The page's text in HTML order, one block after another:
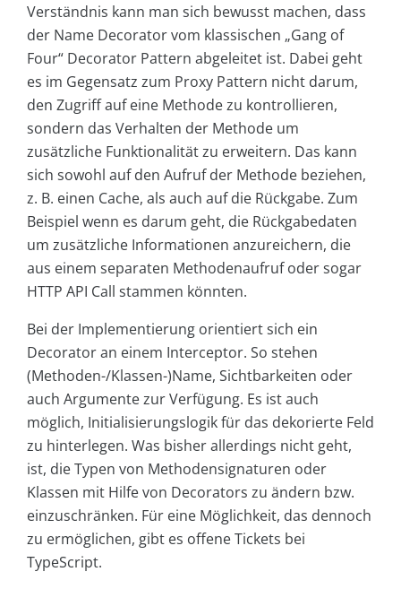
Verständnis kann man sich bewusst machen, dass
der Name Decorator vom klassischen „Gang of
Four“ Decorator Pattern abgeleitet ist. Dabei geht
es im Gegensatz zum Proxy Pattern nicht darum,
den Zugriff auf eine Methode zu kontrollieren,
sondern das Verhalten der Methode um
zusätzliche Funktionalität zu erweitern. Das kann
sich sowohl auf den Aufruf der Methode beziehen,
z. B. einen Cache, als auch auf die Rückgabe. Zum
Beispiel wenn es darum geht, die Rückgabedaten
um zusätzliche Informationen anzureichern, die
aus einem separaten Methodenaufruf oder sogar
HTTP API Call stammen könnten.
Bei der Implementierung orientiert sich ein
Decorator an einem Interceptor. So stehen
(Methoden-/Klassen-)Name, Sichtbarkeiten oder
auch Argumente zur Verfügung. Es ist auch
möglich, Initialisierungslogik für das dekorierte Feld
zu hinterlegen. Was bisher allerdings nicht geht,
ist, die Typen von Methodensignaturen oder
Klassen mit Hilfe von Decorators zu ändern bzw.
einzuschränken. Für eine Möglichkeit, das dennoch
zu ermöglichen, gibt es offene Tickets bei
TypeScript.